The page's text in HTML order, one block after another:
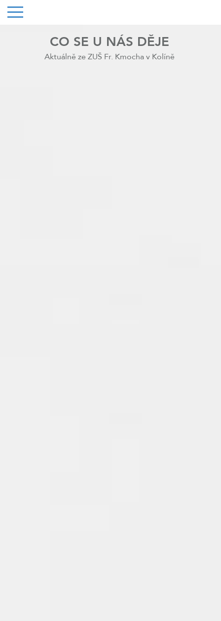
CO SE U NÁS DĚJE
Aktuálně ze ZUŠ Fr. Kmocha v Kolíně